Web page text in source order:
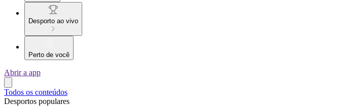
Desporto ao vivo
Perto de você
Abrir a app
Todos os conteúdos
Desportos populares